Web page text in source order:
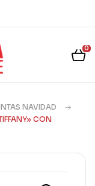
0
NAVIDAD
CON